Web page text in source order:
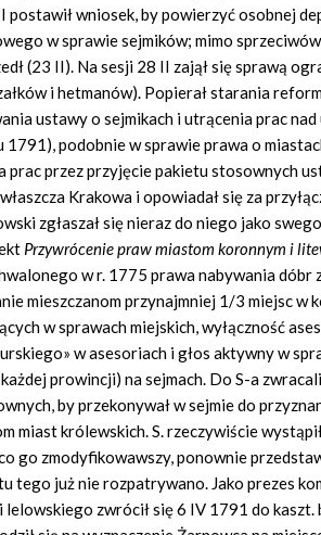
postawił wniosek, by powierzyć osobnej
w sprawie sejmików; mimo
(23 II). Na sesji 28 II zajął się sprawą
i hetmanów). Popierał starania
ustawy o sejmikach i utrącenia prac nad
1791), podobnie w sprawie prawa o
prac przez przyjęcie pakietu stosownych
Krakowa i opowiadał się za
zgłaszał się nieraz do niego jako
Przywrócenie praw miastom koronnym i
w r. 1775 prawa nabywania dóbr
mieszczanom przynajmniej 1/3 miejsc w
w sprawach miejskich, wyłączność
w asesoriach i głos aktywny w
prowincji) na sejmach. Do S-a
by przekonywał w sejmie do
miast królewskich. S. rzeczywiście
go zmodyfikowawszy, ponownie
tego już nie rozpatrywano. Jako prezes
zwrócił się 6 IV 1791 do kaszt.